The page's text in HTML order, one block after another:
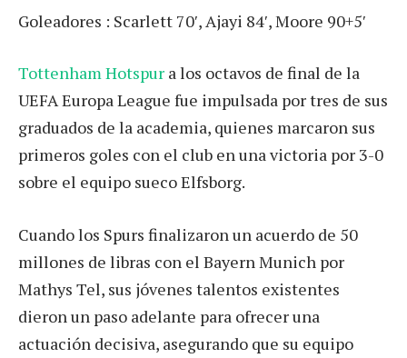
Goleadores : Scarlett 70′, Ajayi 84′, Moore 90+5′
Tottenham Hotspur a los octavos de final de la
UEFA Europa League fue impulsada por tres de sus
graduados de la academia, quienes marcaron sus
primeros goles con el club en una victoria por 3-0
sobre el equipo sueco Elfsborg.
Cuando los Spurs finalizaron un acuerdo de 50
millones de libras con el Bayern Munich por
Mathys Tel, sus jóvenes talentos existentes
dieron un paso adelante para ofrecer una
actuación decisiva, asegurando que su equipo